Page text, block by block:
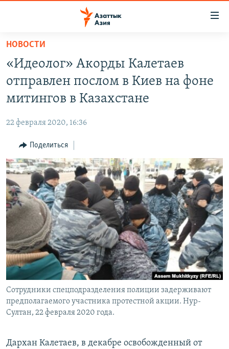
Вернуться
основному
содержанию
Вернутся
главной
навигации
Вернутся
поиску
ТАДЖИКИСТАН
НОВОСТИ
ВОЙНА В УКРАИНЕ
ҚАЗАҚША
КЫРГЫЗЧА
ЎЗБЕКЧА
ТОҶИКӢ
TÜRKMENÇE
Все сайты РСЕ/РС
НОВОСТИ
«Идеолог» Акорды Калетаев
отправлен послом в Киев на фоне
митингов в Казахстане
22 февраля 2020, 16:36
Поделиться
Сотрудники спецподразделения полиции задерживают
предполагаемого участника протестной акции. Нур-
Султан, 22 февраля 2020 года.
Дархан Калетаев, в декабре освобожденный от